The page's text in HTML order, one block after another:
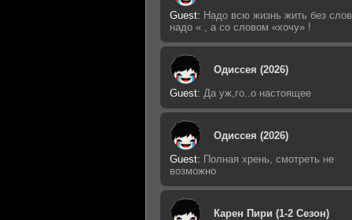
Guest: Надо всю жизнь жить без
надо « , а со словом «хочу» !
Одиссея (2026)
Guest: Да уж,го..о настоящее
Одиссея (2026)
Guest: Полная хрень, смотреть не
возможно
Карен Пири (1-2 Сезон)